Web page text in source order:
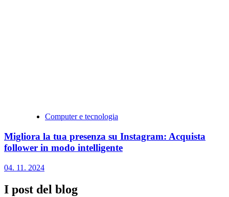
Computer e tecnologia
Migliora la tua presenza su Instagram: Acquista
follower in modo intelligente
04. 11. 2024
I post del blog